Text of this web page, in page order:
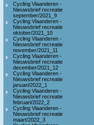
Cycling Vlaanderen -
Nieuwsbrief recreatie
september/2021_9
Cycling Vlaanderen -
Nieuwsbrief recreatie
oktober/2021_10
Cycling Vlaanderen -
Nieuwsbrief recreatie
november/2021_11
Cycling Vlaanderen -
Nieuwsbrief recreatie
december/2021_12
Cycling Vlaanderen -
Nieuwsbrief recreatie
januari/2022_1
Cycling Vlaanderen -
Nieuwsbrief recreatie
februari/2022_2
Cycling Vlaanderen -
Nieuwsbrief recreatie
maart/2022_3